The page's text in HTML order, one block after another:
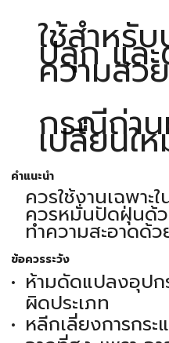
ใช้สำหรั
ปลุก แล
ความสว
กรณีถ่า
เปลี่ยนใ
คำแนะนำ
ควรใช้งานเฉพาะ
ควรหมั่นปัดฝุ่นด้ว
ทำความสะอาดด้
ข้อควรระวัง
ห้ามดัดแปลงอุปก
ผิดประเภท
หลีกเลี่ยงการกร